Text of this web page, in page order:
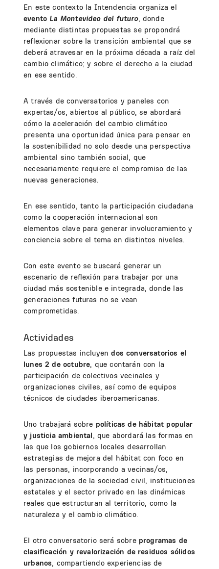
En este contexto la Intendencia organiza el
evento La Montevideo del futuro, donde
mediante distintas propuestas se propondrá
reflexionar sobre la transición ambiental que se
deberá atravesar en la próxima década a raíz del
cambio climático; y sobre el derecho a la ciudad
en ese sentido.
A través de conversatorios y paneles con
expertas/os, abiertos al público, se abordará
cómo la aceleración del cambio climático
presenta una oportunidad única para pensar en
la sostenibilidad no solo desde una perspectiva
ambiental sino también social, que
necesariamente requiere el compromiso de las
nuevas generaciones.
En ese sentido, tanto la participación ciudadana
como la cooperación internacional son
elementos clave para generar involucramiento y
conciencia sobre el tema en distintos niveles.
Con este evento se buscará generar un
escenario de reflexión para trabajar por una
ciudad más sostenible e integrada, donde las
generaciones futuras no se vean
comprometidas.
Actividades
Las propuestas incluyendos conversatorios el
lunes 2 de octubre, que contarán con la
participación de colectivos vecinales y
organizaciones civiles, así como de equipos
técnicos de ciudades iberoamericanas.
Uno trabajará sobre políticas de hábitat popular
y justicia ambiental, que abordará las formas en
las que los gobiernos locales desarrollan
estrategias de mejora del hábitat con foco en
las personas, incorporando a vecinas/os,
organizaciones de la sociedad civil, instituciones
estatales y el sector privado en las dinámicas
reales que estructuran al territorio, como la
naturaleza y el cambio climático.
El otro conversatorio será sobre programas de
clasificación y revalorización de residuos sólidos
urbanos, compartiendo experiencias de